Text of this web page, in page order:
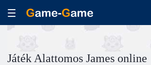
Játék Alattomos James online